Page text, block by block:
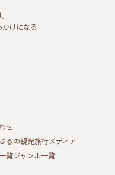
けになる
せ
るの観光旅行メディア
覧ジャンル一覧